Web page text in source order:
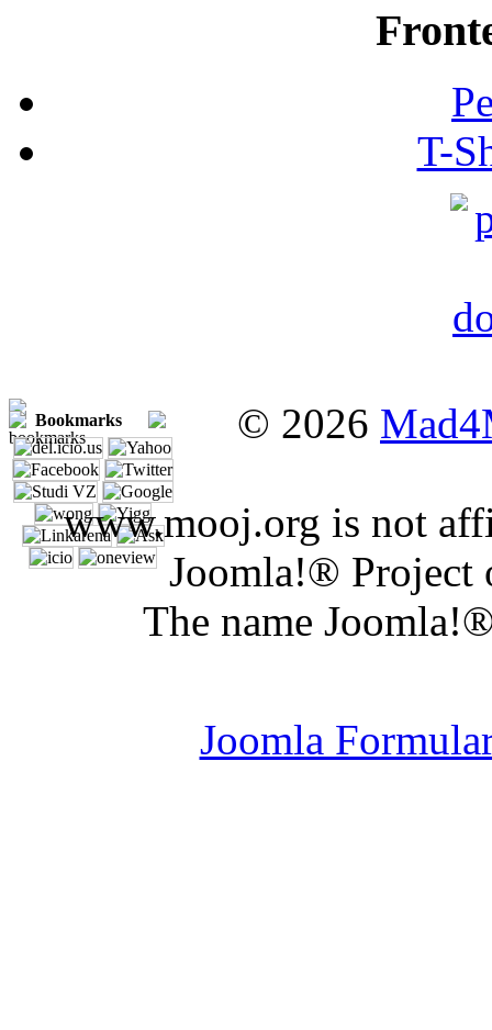
T-
Bookmarks © 2026
www.mooj.org is not
Joomla!® Project
The name
Joomla